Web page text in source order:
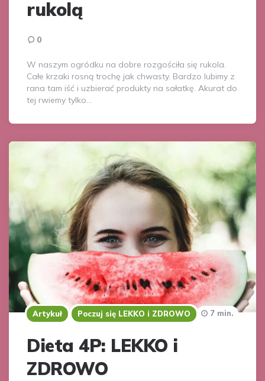
rukolą
0
W naszym ogródku na dobre rozgościła się rukola.
Całe krzaki rosną trochę jak chwasty. Bardzo lubimy z
rana tam iść i uzbierać produkty na sałatkę. Akurat do
tej rwiemy tylko…
Artykuł Poczuj się LEKKO i ZDROWO
Dieta 4P: LEKKO i
ZDROWO
7 min.